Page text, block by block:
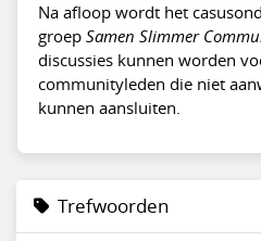
Na afloop wordt het
groep Samen Slimmer
discussies kunnen worden
communityleden die niet
kunnen aansluiten.
Trefwoorden